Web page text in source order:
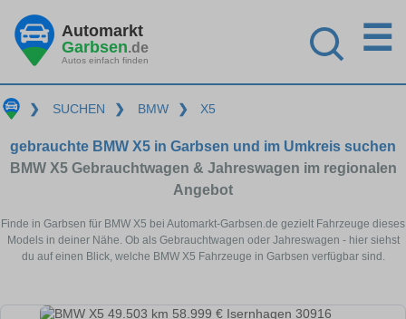
Automarkt
Garbsen.de
Autos einfach finden
☰
❯ SUCHEN ❯ BMW ❯ X5
gebrauchte BMW X5 in Garbsen und im Umkreis suchen
BMW X5 Gebrauchtwagen & Jahreswagen im regionalen
Angebot
Finde in Garbsen für BMW X5 bei Automarkt-Garbsen.de gezielt Fahrzeuge dieses
Models in deiner Nähe. Ob als Gebrauchtwagen oder Jahreswagen - hier siehst
du auf einen Blick, welche BMW X5 Fahrzeuge in Garbsen verfügbar sind.